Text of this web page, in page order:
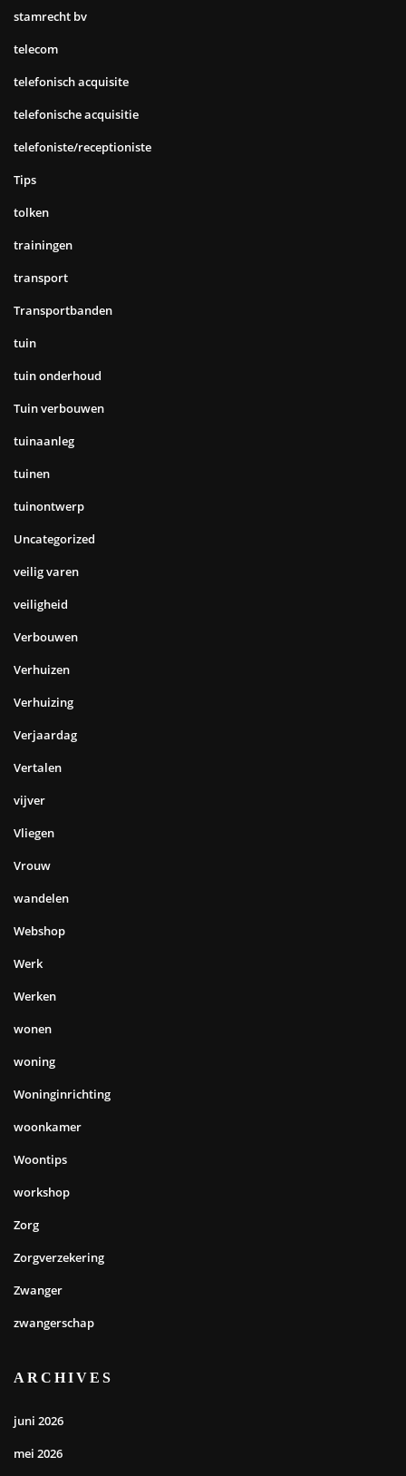
stamrecht bv
telecom
telefonisch acquisite
telefonische acquisitie
telefoniste/receptioniste
Tips
tolken
trainingen
transport
Transportbanden
tuin
tuin onderhoud
Tuin verbouwen
tuinaanleg
tuinen
tuinontwerp
Uncategorized
veilig varen
veiligheid
Verbouwen
Verhuizen
Verhuizing
Verjaardag
Vertalen
vijver
Vliegen
Vrouw
wandelen
Webshop
Werk
Werken
wonen
woning
Woninginrichting
woonkamer
Woontips
workshop
Zorg
Zorgverzekering
Zwanger
zwangerschap
ARCHIVES
juni 2026
mei 2026